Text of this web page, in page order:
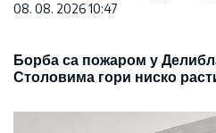
08. 08. 2026 10:47
Борба са пожаром у
Столовима гори ниско